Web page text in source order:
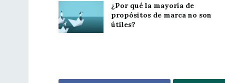
¿Por qué la mayoría de
propósitos de marca no son
útiles?